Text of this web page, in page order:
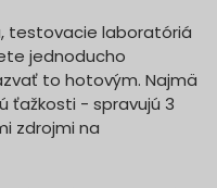
testovacie laboratóriá
jednoducho
to hotovým. Najmä
ťažkosti - spravujú 3
zdrojmi na